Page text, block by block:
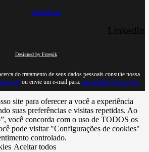
Arquivos
LinkedIn
Designed by Freepik
do tratamento de seus dados pessoais consulte nossa
ou envie um e-mail para: privacidade@iisc.org.br
site para oferecer a você a experiência
suas preferências e visitas repetidas. Ao
você concorda com o uso de TODOS os
pode visitar "Configurações de cookies"
controlado.
Aceitar todos